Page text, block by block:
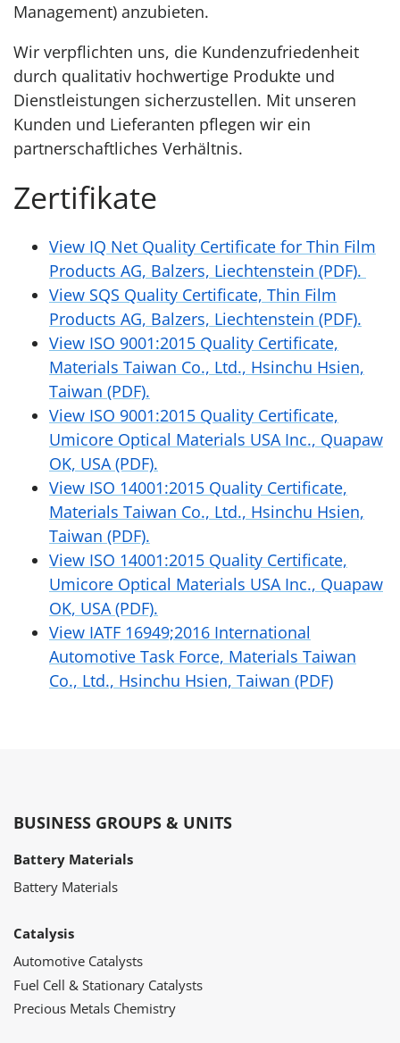
Management) anzubieten.
Wir verpflichten uns, die Kundenzufriedenheit
durch qualitativ hochwertige Produkte und
Dienstleistungen sicherzustellen. Mit unseren
Kunden und Lieferanten pflegen wir ein
partnerschaftliches Verhältnis.
Zertifikate
View IQ Net Quality Certificate for Thin Film
Products AG, Balzers, Liechtenstein (PDF).
View SQS Quality Certificate, Thin Film
Products AG, Balzers, Liechtenstein (PDF).
View ISO 9001:2015 Quality Certificate,
Materials Taiwan Co., Ltd., Hsinchu Hsien,
Taiwan (PDF).
View ISO 9001:2015 Quality Certificate,
Umicore Optical Materials USA Inc., Quapaw
OK, USA (PDF).
View ISO 14001:2015 Quality Certificate,
Materials Taiwan Co., Ltd., Hsinchu Hsien,
Taiwan (PDF).
View ISO 14001:2015 Quality Certificate,
Umicore Optical Materials USA Inc., Quapaw
OK, USA (PDF).
View IATF 16949;2016 International
Automotive Task Force, Materials Taiwan
Co., Ltd., Hsinchu Hsien, Taiwan (PDF)
BUSINESS GROUPS & UNITS
Battery Materials
Battery Materials
Catalysis
Automotive Catalysts
Fuel Cell & Stationary Catalysts
Precious Metals Chemistry